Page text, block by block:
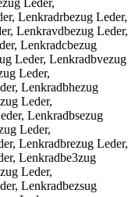
Leder,
Lenkradrbezug Leder,
Lenkravdbezug Leder,
Lenkradcbezug
Leder, Lenkradbvezug
Leder,
Lenkradbhezug
Leder,
Lenkradbsezug
Leder,
Lenkradbrezug Leder,
Lenkradbe3zug
Leder,
Lenkradbezsug